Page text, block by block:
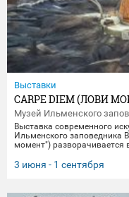
Выставки
CARPE DIEM (ЛОВИ
Музей Ильменского
Выставка современного
Ильменского заповедника
момент") разворачивается
Включая в себя элементы
концептуального
одновременно в далекое
3 июня - 1 сентября